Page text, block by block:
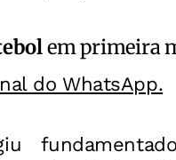
em primeira
do WhatsApp.